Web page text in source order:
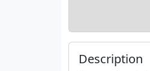
Description